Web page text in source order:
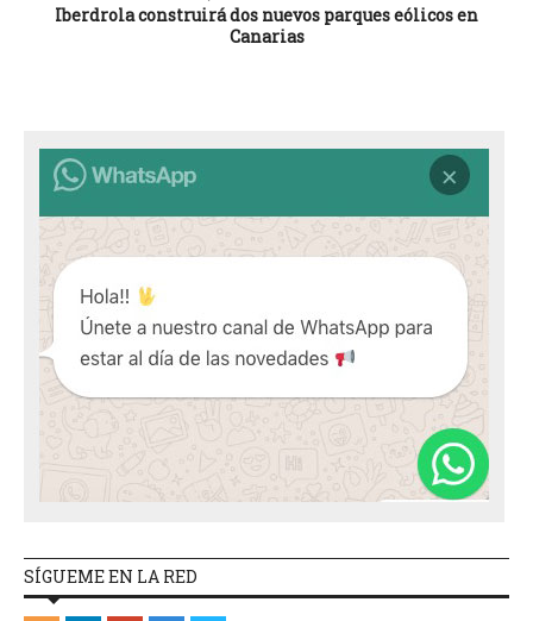
Iberdrola construirá dos nuevos parques eólicos en
Canarias
SÍGUEME EN LA RED